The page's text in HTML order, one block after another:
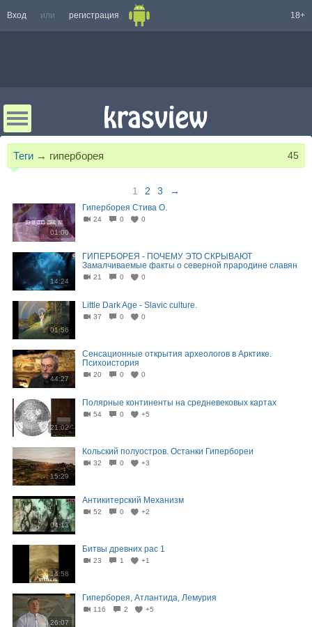
Вход или регистрация 18+
Теги → гиперборея 45
1 2 3 →
01:00
Гиперборея Стива О.
24 0 0
14:24
ГИПЕРБОРЕЯ - ПОЧЕМУ ЭТО СКРЫВАЮТ
Замалчиваемые факты о северной прародине славян
21 0 0
01:56
Little Dark Age - Slavic culture.
37 0 0
44:27
Сенсационные открытия археологов в Арктике.
Психоистория
20 0 0
21:02
Полярные континенты на средневековых картах
54 0 +5
15:29
Кольский полуостров. Останки Гипербореи
32 0 +3
04:13
Антикитерский Механизм
52 0 +2
14:58
Битвы древних рас 1
23 1 +1
26:07
Гиперборея, Атлантида, Лемурия
116 2 +5